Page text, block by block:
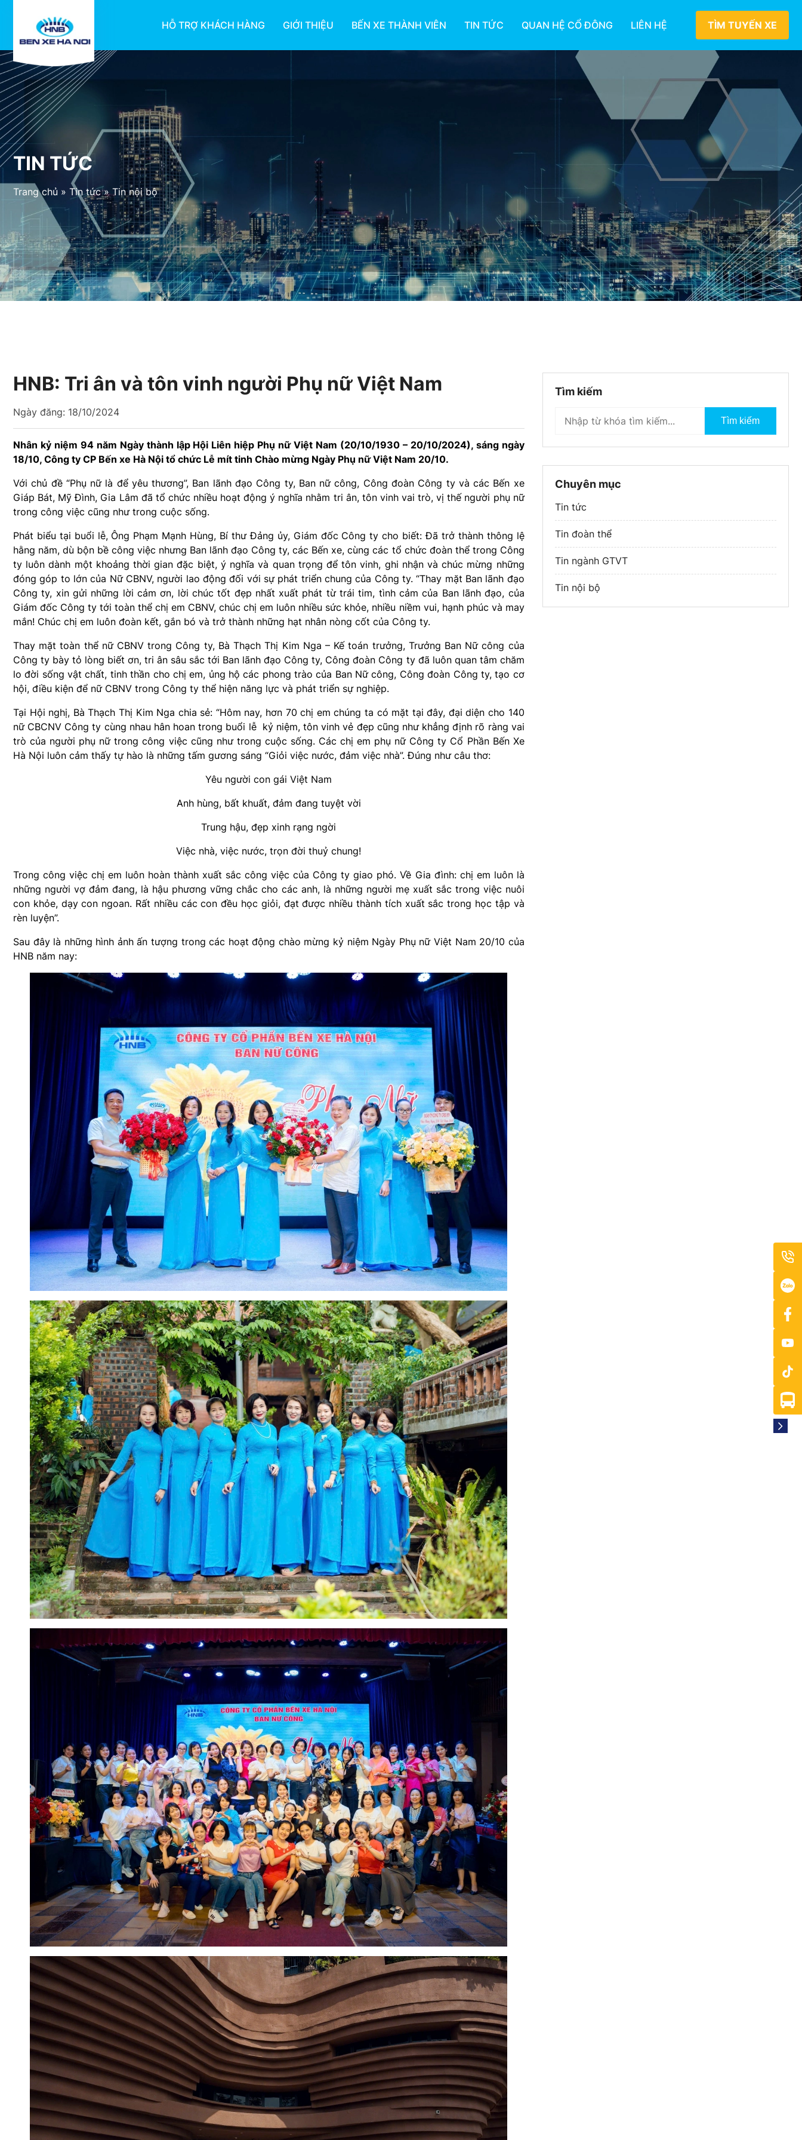
HỖ TRỢ KHÁCH HÀNG GIỚI THIỆU BẾN XE THÀNH VIÊN TIN TỨC QUAN HỆ CỔ ĐÔNG LIÊN HỆ TÌM TUYẾN XE
TIN TỨC
Trang chủ » Tin tức » Tin nội bộ
HNB: Tri ân và tôn vinh người Phụ nữ Việt Nam
Ngày đăng: 18/10/2024
Nhân kỷ niệm 94 năm Ngày thành lập Hội Liên hiệp Phụ nữ Việt Nam (20/10/1930 – 20/10/2024), sáng ngày
18/10, Công ty CP Bến xe Hà Nội tổ chức Lễ mít tinh Chào mừng Ngày Phụ nữ Việt Nam 20/10.
Với chủ đề “Phụ nữ là để yêu thương”, Ban lãnh đạo Công ty, Ban nữ công, Công đoàn Công ty và các Bến xe
Giáp Bát, Mỹ Đình, Gia Lâm đã tổ chức nhiều hoạt động ý nghĩa nhằm tri ân, tôn vinh vai trò, vị thế người phụ nữ
trong công việc cũng như trong cuộc sống.
Phát biểu tại buổi lễ, Ông Phạm Mạnh Hùng, Bí thư Đảng ủy, Giám đốc Công ty cho biết: Đã trở thành thông lệ
hằng năm, dù bộn bề công việc nhưng Ban lãnh đạo Công ty, các Bến xe, cùng các tổ chức đoàn thể trong Công
ty luôn dành một khoảng thời gian đặc biệt, ý nghĩa và quan trọng để tôn vinh, ghi nhận và chúc mừng những
đóng góp to lớn của Nữ CBNV, người lao động đối với sự phát triển chung của Công ty. “Thay mặt Ban lãnh đạo
Công ty, xin gửi những lời cảm ơn, lời chúc tốt đẹp nhất xuất phát từ trái tim, tình cảm của Ban lãnh đạo, của
Giám đốc Công ty tới toàn thể chị em CBNV, chúc chị em luôn nhiều sức khỏe, nhiều niềm vui, hạnh phúc và may
mắn! Chúc chị em luôn đoàn kết, gắn bó và trở thành những hạt nhân nòng cốt của Công ty.
Thay mặt toàn thể nữ CBNV trong Công ty, Bà Thạch Thị Kim Nga – Kế toán trưởng, Trưởng Ban Nữ công của
Công ty bày tỏ lòng biết ơn, tri ân sâu sắc tới Ban lãnh đạo Công ty, Công đoàn Công ty đã luôn quan tâm chăm
lo đời sống vật chất, tinh thần cho chị em, ủng hộ các phong trào của Ban Nữ công, Công đoàn Công ty, tạo cơ
hội, điều kiện để nữ CBNV trong Công ty thể hiện năng lực và phát triển sự nghiệp.
Tại Hội nghị, Bà Thạch Thị Kim Nga chia sẻ: “Hôm nay, hơn 70 chị em chúng ta có mặt tại đây, đại diện cho 140
nữ CBCNV Công ty cùng nhau hân hoan trong buổi lễ kỷ niệm, tôn vinh vẻ đẹp cũng như khẳng định rõ ràng vai
trò của người phụ nữ trong công việc cũng như trong cuộc sống. Các chị em phụ nữ Công ty Cổ Phần Bến Xe
Hà Nội luôn cảm thấy tự hào là những tấm gương sáng “Giỏi việc nước, đảm việc nhà”. Đúng như câu thơ:
Yêu người con gái Việt Nam
Anh hùng, bất khuất, đảm đang tuyệt vời
Trung hậu, đẹp xinh rạng ngời
Việc nhà, việc nước, trọn đời thuỷ chung!
Trong công việc chị em luôn hoàn thành xuất sắc công việc của Công ty giao phó. Về Gia đình: chị em luôn là
những người vợ đảm đang, là hậu phương vững chắc cho các anh, là những người mẹ xuất sắc trong việc nuôi
con khỏe, dạy con ngoan. Rất nhiều các con đều học giỏi, đạt được nhiều thành tích xuất sắc trong học tập và
rèn luyện”.
Sau đây là những hình ảnh ấn tượng trong các hoạt động chào mừng kỷ niệm Ngày Phụ nữ Việt Nam 20/10 của
HNB năm nay:
Tìm kiếm
Tìm kiếm
Chuyên mục
Tin tức
Tin đoàn thể
Tin ngành GTVT
Tin nội bộ